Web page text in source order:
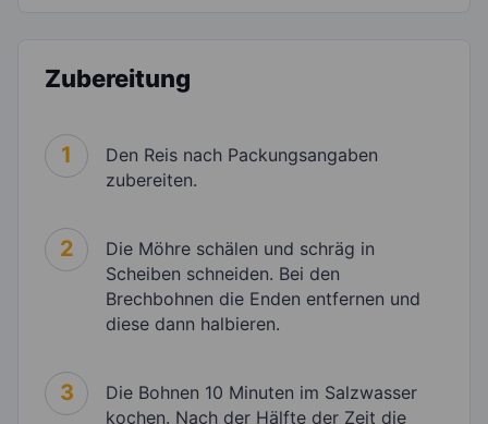
Zubereitung
1
Den Reis nach Packungsangaben
zubereiten.
2
Die Möhre schälen und schräg in
Scheiben schneiden. Bei den
Brechbohnen die Enden entfernen und
diese dann halbieren.
3
Die Bohnen 10 Minuten im Salzwasser
kochen. Nach der Hälfte der Zeit die